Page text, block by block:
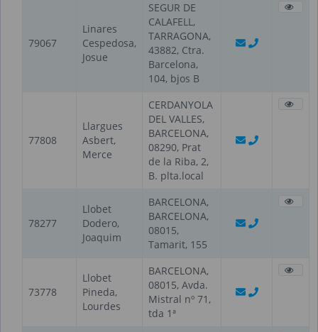
79067
Linares
Cespedosa,
Josue
SEGUR DE
CALAFELL,
TARRAGONA,
43882, Ctra.
Barcelona,
104, bjos B
77808
Llargues
Asbert,
Merce
CERDANYOLA
DEL VALLES,
BARCELONA,
08290, Prat
de la Riba, 2,
B. plta.local
78277
Llobet
Dodero,
Joaquim
BARCELONA,
BARCELONA,
08015,
Tamarit, 155
73778
Llobet
Pineda,
Lourdes
BARCELONA,
08015, Avda.
Mistral nº 71,
tda 1ª